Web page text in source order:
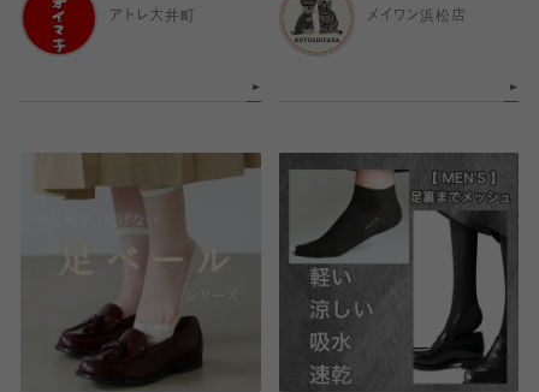
アトレ大井町
メイワン浜松店